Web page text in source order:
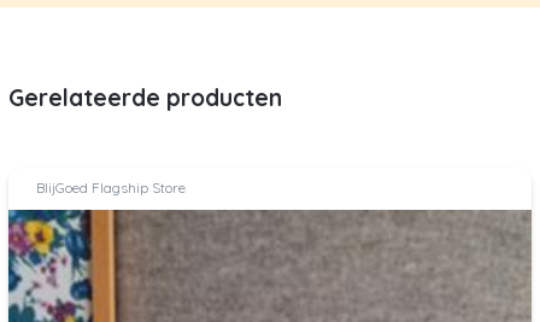
Gerelateerde producten
BlijGoed Flagship Store